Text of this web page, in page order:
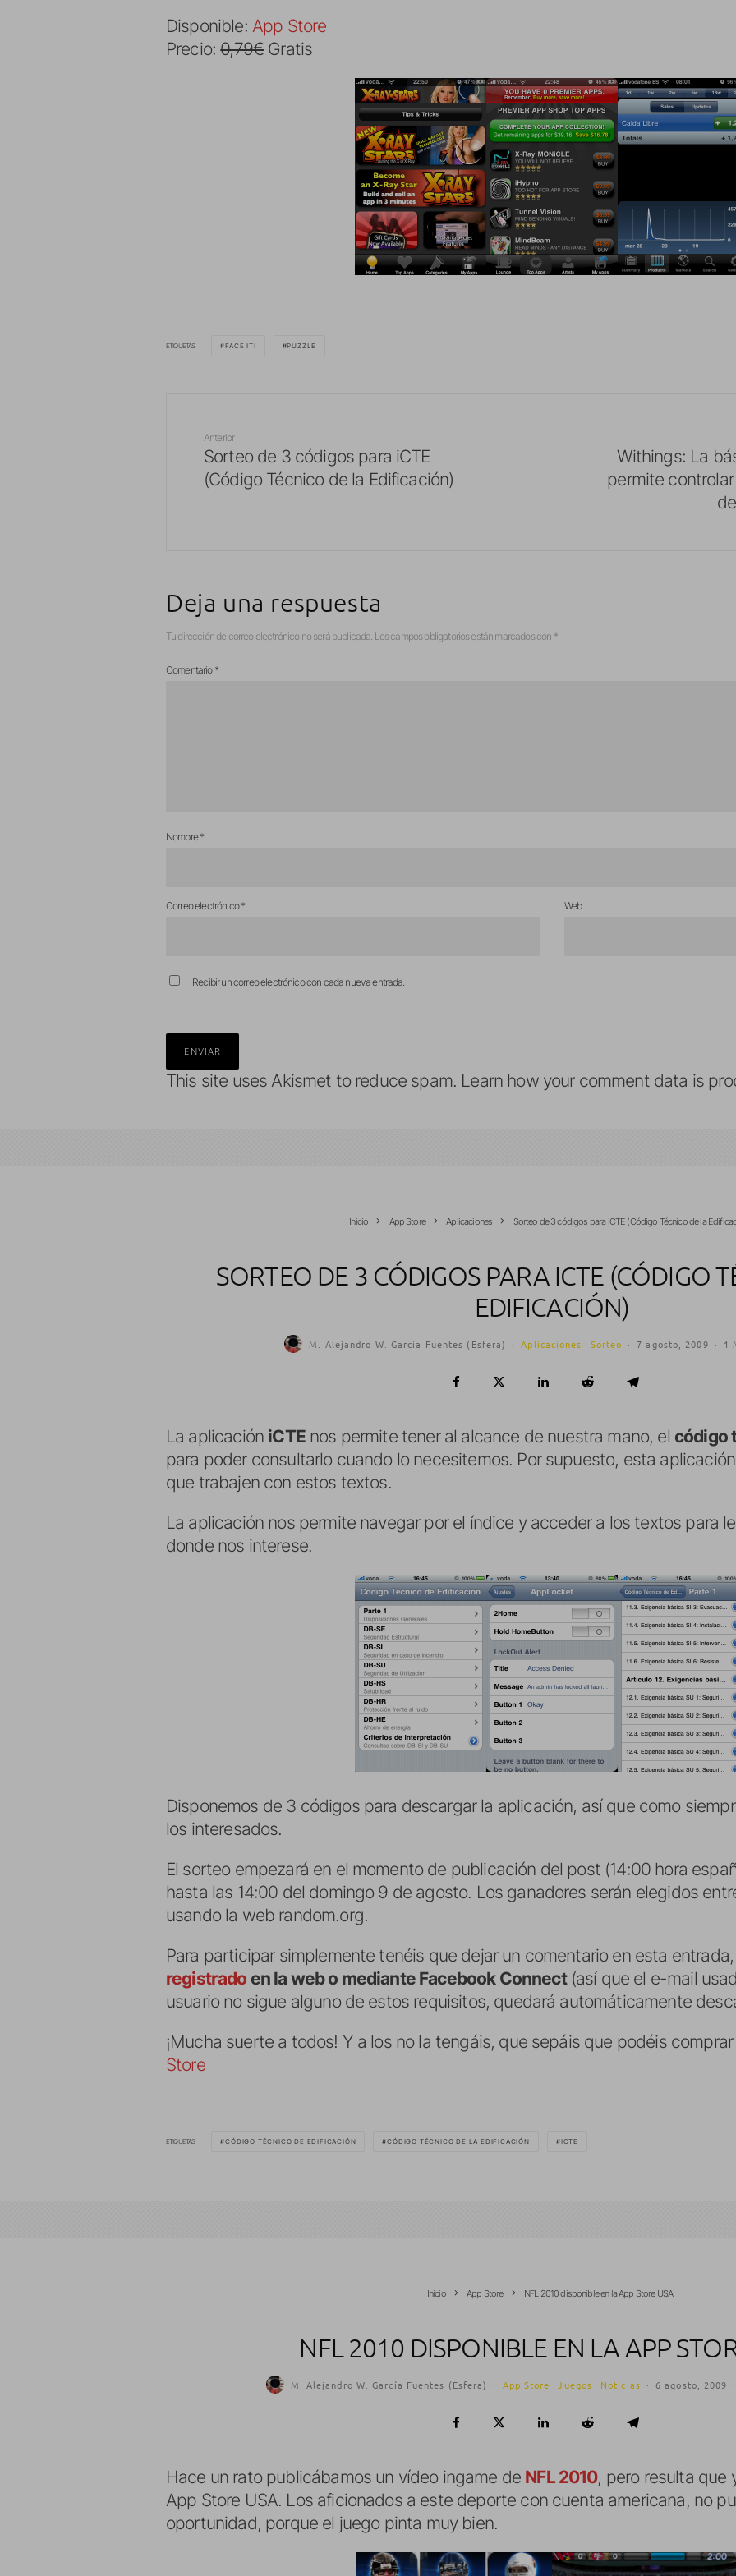
Disponible: App Store
Precio:0,79€ Gratis
ETIQUETAS FACE IT! PUZZLE
Anterior
Sorteo de 3 códigos para iCTE
(Código Técnico de la Edificación)
Withings: La
permite
Deja una respuesta
Tu dirección de correo electrónico no será publicada. Los campos obligatorios están marcados con *
Comentario *
Nombre*
Correo electrónico* Web
Recibir un correo electrónico con cada nueva entrada.
This site uses Akismet to reduce spam. Learn how your comment data is
Inicio App Store Aplicaciones Sorteo de 3 códigos para iCTE (Código Técnico de la
SORTEO DE 3 CÓDIGOS PARA ICTE (CÓDIGO
EDIFICACIÓN)
M. Alejandro W. García Fuentes (Esfera) · Aplicaciones Sorteo · 7 agosto, 2009 · 1
La aplicación iCTEnos permite tener al alcance de nuestra mano, el código
para poder consultarlo cuando lo necesitemos. Por supuesto, esta
que trabajen con estos textos.
La aplicación nos permite navegar por el índice y acceder a los textos para
donde nos interese.
Disponemos de 3 códigos para descargar la aplicación, así que como
los interesados.
El sorteo empezará en el momento de publicación del post (14:00 hora
hasta las 14:00 del domingo 9 de agosto. Los ganadores serán elegidos
usando la web random.org.
Para participar simplemente tenéis que dejar un comentario en esta
registrado en la web o mediante Facebook Connect(así que el e-mail
usuario no sigue alguno de estos requisitos, quedará automáticamente
¡Mucha suerte a todos! Y a los no la tengáis, que sepáis que podéis
Store
ETIQUETAS CÓDIGO TÉCNICO DE EDIFICACIÓN CÓDIGO TÉCNICO DE LA EDIFICACIÓN ICTE
Inicio App Store NFL 2010 disponible en la App Store USA
NFL 2010 DISPONIBLE EN LA APP
M. Alejandro W. García Fuentes (Esfera) · App Store Juegos Noticias · 6 agosto, 2009 ·
Hace un rato publicábamos un vídeo ingame de NFL 2010, pero resulta que
App Store USA. Los aficionados a este deporte con cuenta americana, no
oportunidad, porque el juego pinta muy bien.